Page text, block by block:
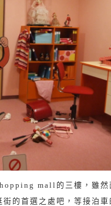
mall 的三樓，雖
的首選之處吧，等接泊車